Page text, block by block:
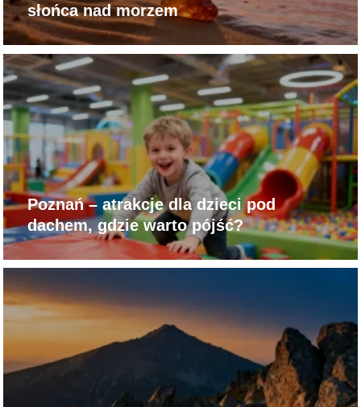
słońca nad morzem
Poznań – atrakcje dla dzieci pod
dachem, gdzie warto pójść?